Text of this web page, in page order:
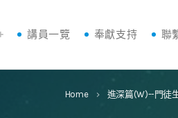
講員一覽 奉獻支持 聯
Home keyboard_arrow_right 進深篇(W)--門徒